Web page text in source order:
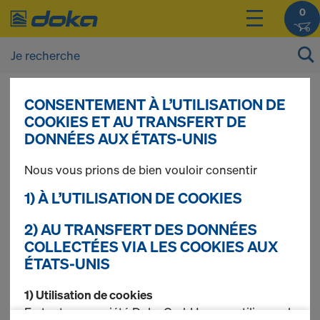
0
Vous pouvez afficher les prix de vos produits
après vous être connecté(e)ouinscrit(e)
Doka-Trenn
1 produits trouvés
Le plus recherché
CONSENTEMENT À L’UTILISATION DE
COOKIES ET AU TRANSFERT DE
DONNÉES AUX ÉTATS-UNIS
Nous vous prions de bien vouloir consentir
1) À L’UTILISATION DE COOKIES
2) AU TRANSFERT DES DONNÉES
COLLECTÉES VIA LES COOKIES AUX
ÉTATS-UNIS
1) Utilisation de cookies
En tant que société Doka GmbH, nous utilisons des